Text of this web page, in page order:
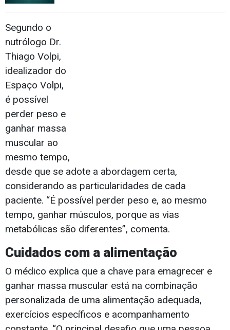
Segundo o
nutrólogo Dr.
Thiago Volpi,
idealizador do
Espaço Volpi,
é possível
perder peso e
ganhar massa
muscular ao
mesmo tempo,
desde que se adote a abordagem certa,
considerando as particularidades de cada
paciente. “É possível perder peso e, ao mesmo
tempo, ganhar músculos, porque as vias
metabólicas são diferentes”, comenta.
Cuidados com a alimentação
O médico explica que a chave para emagrecer e
ganhar massa muscular está na combinação
personalizada de uma alimentação adequada,
exercícios específicos e acompanhamento